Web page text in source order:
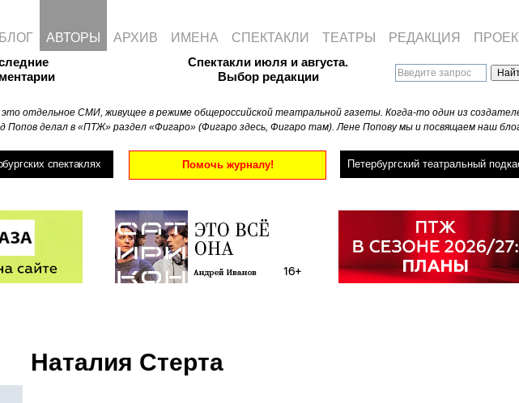
отдельное СМИ, живущее в режиме общероссийской театральной газеты. Когда-то один из
Попов делал в «ПТЖ» раздел «Фигаро» (Фигаро здесь, Фигаро там). Лене Попову мы и посвящаем наш
Спектакли июля и августа.
Выбор редакции
спектаклях Помочь журналу! Петербургский театральный
БЛОГ АВТОРЫ АРХИВ ИМЕНА СПЕКТАКЛИ ТЕАТРЫ РЕДАКЦИЯ
Наталия Стерта